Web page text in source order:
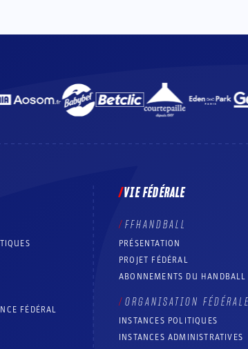
FÉDÉRAL
VIE FÉDÉRALE
FFHANDBALL
PRÉSENTATION
PROJET FÉDÉRAL
ABONNEMENTS DU HANDBALL
ORGANISATION FÉDÉRALE
INSTANCES POLITIQUES
INSTANCES ADMINISTRATIVES